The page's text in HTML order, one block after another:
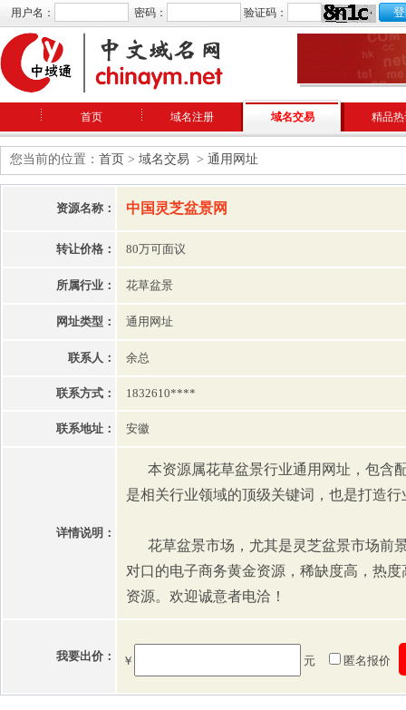
用户名： 密码： 验证码：
首页 域名注册 域名交易 精品
您当前的位置： 首页 > 域名交易 > 通用网址
资源名称： 中国灵芝盆景网
转让价格： 80万可面议
所属行业： 花草盆景
网址类型： 通用网址
联系人： 余总
联系方式： 1832610****
联系地址： 安徽
详情说明：
本资源属花草盆景行业通用网址，包含
是相关行业领域的顶级关键词，也是打造
花草盆景市场，尤其是灵芝盆景市场前
对口的电子商务黄金资源，稀缺度高，热
资源。欢迎诚意者电洽！
我要出价： ￥ 元 匿名报价